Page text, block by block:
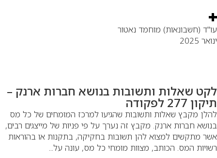
(חשבונאות) מוחמד נאטור
2025
שאלות ותשובות בנושא חברות ארנק –
277 לפקודה
מקבץ שאלות ותשובות שהגיעו למרכז המומחים של כל מס
חברות ארנק. מקבץ זה נערך על פי פניות של מייצגים רבים,
מתקשים למצוא להן תשובות בחקיקה, בתקנות או בהוראות
המס. הכותב, מצוות מומחי כל מס, עונה על...